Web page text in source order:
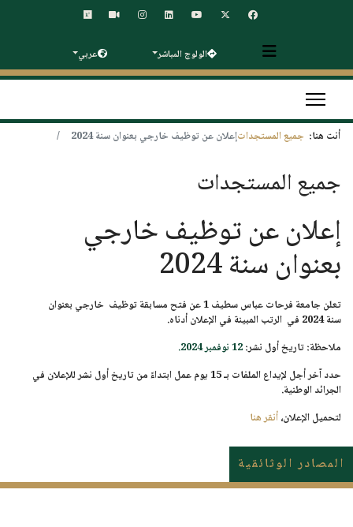
الولوج المباشر عربي
أنت هنا: جميع المستجداتإعلان عن توظيف خارجي بعنوان سنة 2024
جميع المستجدات
إعلان عن توظيف خارجي
بعنوان سنة 2024
تعلن جامعة فرحات عباس سطيف 1
عن فتح مسابقة توظيف خارجي بعنوان
سنة2024 في الرتب المبينة في الإعلان أدناه.
ملاحظة: تاريخ أول نشر:12 نوفمبر 2024.
حدد آخر أجل لإيداع الملفات بـ 15 يوم عمل ابتداءً من تاريخ أول نشر للإعلان في
الجرائد الوطنية.
لتحميل الإعلان،أنقر هنا
المصادر الوثائقية